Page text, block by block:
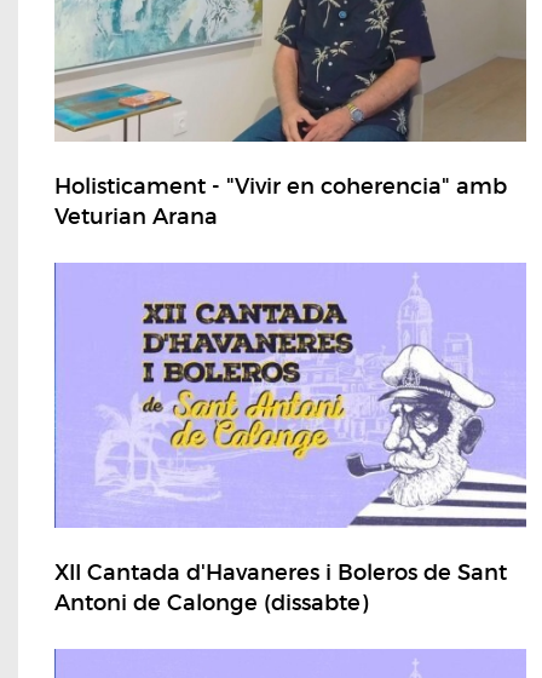
Holisticament - "Vivir en coherencia" amb
Veturian Arana
XII Cantada d'Havaneres i Boleros de Sant
Antoni de Calonge (dissabte)